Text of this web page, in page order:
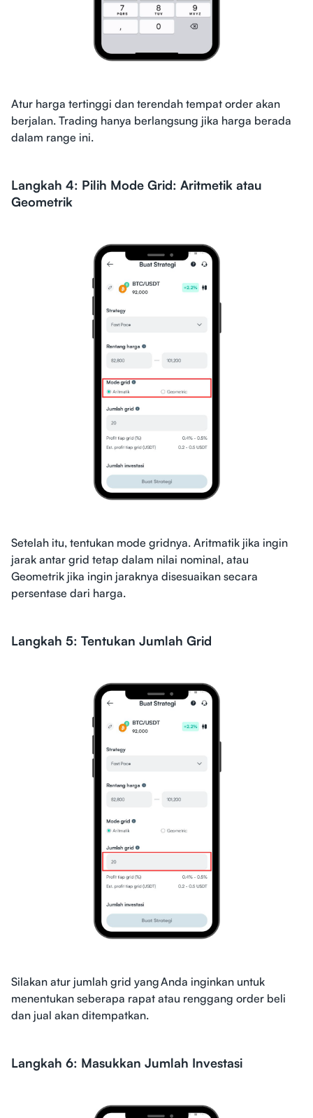
Atur harga tertinggi dan terendah tempat order akan
berjalan. Trading hanya berlangsung jika harga berada
dalam range ini.
Langkah 4: Pilih Mode Grid: Aritmetik atau
Geometrik
Setelah itu, tentukan mode gridnya. Aritmatik jika ingin
jarak antar grid tetap dalam nilai nominal, atau
Geometrik jika ingin jaraknya disesuaikan secara
persentase dari harga.
Langkah 5: Tentukan Jumlah Grid
Silakan atur jumlah grid yang Anda inginkan untuk
menentukan seberapa rapat atau renggang order beli
dan jual akan ditempatkan.
Langkah 6: Masukkan Jumlah Investasi